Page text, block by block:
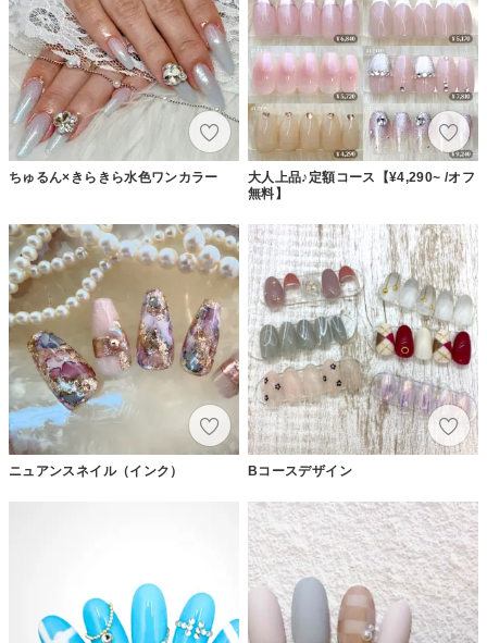
ちゅるん×きらきら水色ワンカラー
大人上品♪定額コース【¥4,290~ /オフ
無料】
ニュアンスネイル（インク） Bコースデザイン